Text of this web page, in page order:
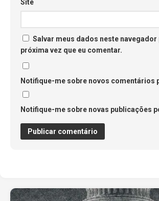
Site
Salvar meus dados neste navegador
próxima vez que eu comentar.
Notifique-me sobre novos comentários
Notifique-me sobre novas publicações